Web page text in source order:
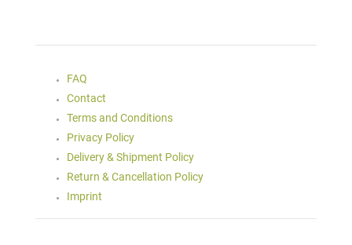
FAQ
Contact
Terms and Conditions
Privacy Policy
Delivery & Shipment Policy
Return & Cancellation Policy
Imprint